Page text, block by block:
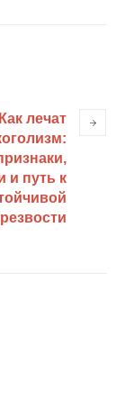
Как лечат
и путь к